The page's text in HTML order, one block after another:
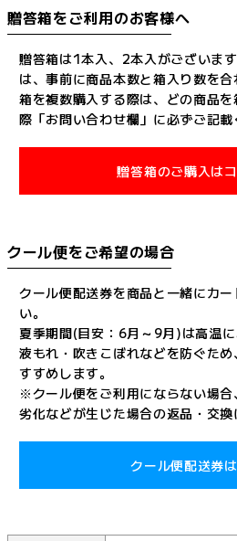
贈答箱をご利用のお客様へ
贈答箱は1本入、2本入がございま
は、事前に商品本数と箱入り数を合
箱を複数購入する際は、どの商品
際「お問い合わせ欄」に必ずご記載
贈答箱のご購入は
クール便をご希望の場合
クール便配送券を商品と一緒にカ
い。
夏季期間(目安：6月～9月)は高温
液もれ・吹きこぼれなどを防ぐた
すすめします。
※クール便をご利用にならない場
劣化などが生じた場合の返品・交換
クール便配送券